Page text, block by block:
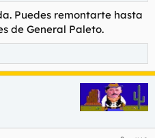
Puedes remontarte hasta
de General Paleto.